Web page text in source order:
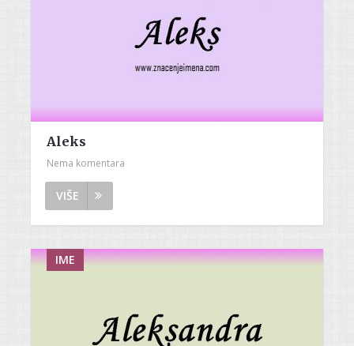
Aleks
Nema komentara
VIŠE
IME